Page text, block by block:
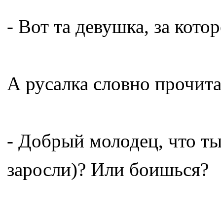
- Вот та девушка, за
А русалка словно
- Добрый молодец, что
заросли)? Или боишься?